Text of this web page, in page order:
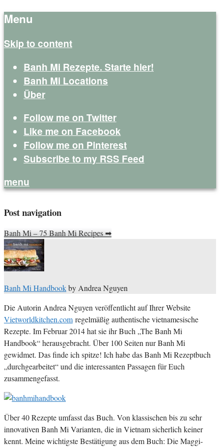
Menu
Skip to content
Banh Mi Rezepte. Starte hier!
Banh Mi Locations
Über
Follow me on Twitter
Like me on Facebook
Follow me on Pinterest
Subscribe to my RSS Feed
menu
Banh Mi Life
Post navigation
Banh Mi – 75 Banh Mi Recipes➡
Banh Mi Handbookby Andrea Nguyen
Die Autorin Andrea Nguyen veröffentlicht auf Ihrer Website
Vietworldkitchen.com regelmäßig authentische vietnamesische
Rezepte. Im Februar 2014 hat sie ihr Buch „The Banh Mi
Handbook“ herausgebracht. Über 100 Seiten nur Banh Mi
gewidmet. Das finde ich spitze! Ich habe das Banh Mi Rezeptbuch
„durchgearbeitet“ und die interessanten Passagen für Euch
zusammengefasst.
Über 40 Rezepte umfasst das Buch. Von klassischen bis zu sehr
innovativen Banh Mi Varianten, die in Vietnam sicherlich keiner
kennt. Meine wichtigste Bestätigung aus dem Buch: Die Maggi-